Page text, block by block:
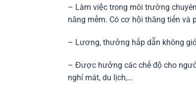
– Làm việc trong môi trường
năng mềm. Có cơ hội thăng tiến và
– Lương, thưởng hấp dẫn không
– Được hưởng các chế độ cho
nghỉ mát, du lịch,…